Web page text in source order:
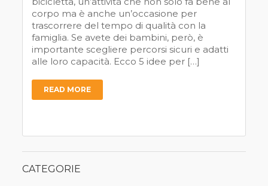
corpo ma è anche un’occasione per
trascorrere del tempo di qualità con la
famiglia. Se avete dei bambini, però, è
importante scegliere percorsi sicuri e adatti
alle loro capacità. Ecco 5 idee per […]
READ MORE
CATEGORIE